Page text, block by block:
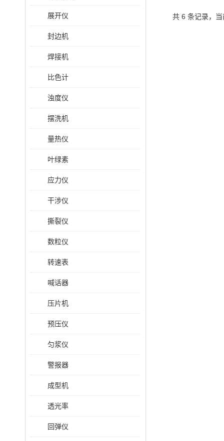
展开仪
封边机
焊接机
比色计
浊度仪
摆洗机
量热仪
叶绿素
应力仪
干涉仪
撕裂仪
数粒仪
转速表
喊话器
压片机
预压仪
匀浆仪
警报器
成型机
透光率
回弹仪
共 6 条记录，